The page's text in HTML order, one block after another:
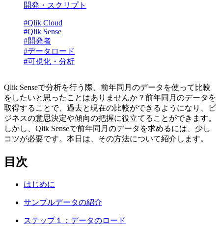
開発・スクリプト
#Qlik Cloud
#Qlik Sense
#開発者
#データロード
#可視化・分析
Qlik Senseで分析を行う際、前年同月のデータを使って比較
をしたいと思ったことはありませんか？前年同月のデータを
取得することで、過去と現在の比較ができるようになり、ビ
ジネスの意思決定や傾向の把握に役立てることができます。
しかし、Qlik Senseで前年同月のデータを求めるには、少し
コツが必要です。本日は、その方法について紹介します。
目次
はじめに
サンプルデータの紹介
ステップ１：データのロード